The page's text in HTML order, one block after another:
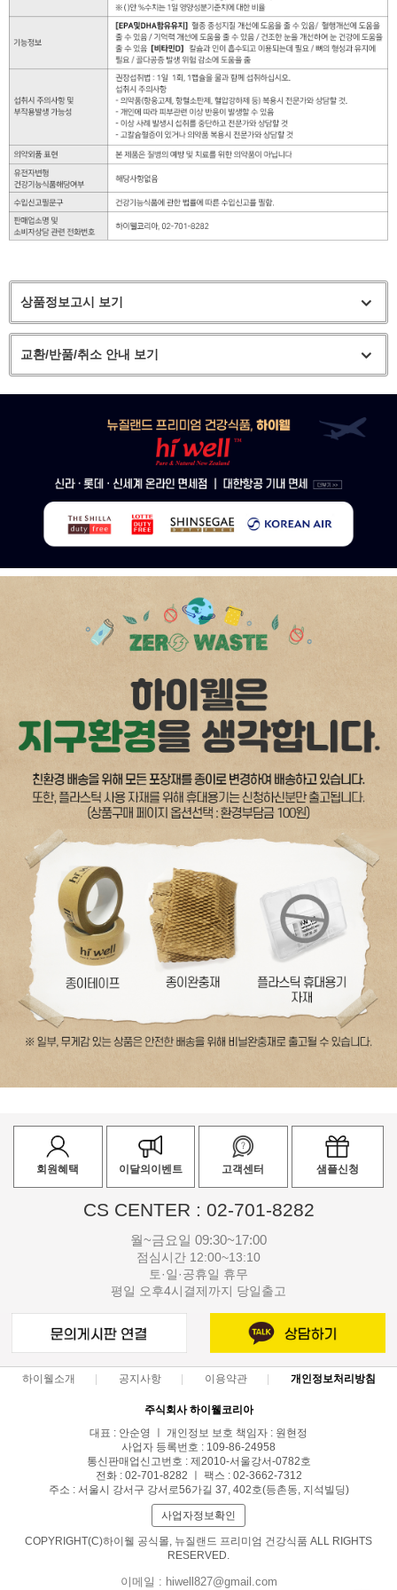
상품정보고시 보기
교환/반품/취소 안내 보기
회원혜택 이달의이벤트 고객센터 샘플신청
CS CENTER : 02-701-8282
월~금요일 09:30~17:00
점심시간 12:00~13:10
토·일·공휴일 휴무
평일 오후4시결제까지 당일출고
하이웰소개 공지사항 이용약관 개인정보처리방침
주식회사 하이웰코리아
대표 : 안순영 ㅣ 개인정보 보호 책임자 : 원현정
사업자 등록번호 : 109-86-24958
통신판매업신고번호 : 제2010-서울강서-0782호
전화 : 02-701-8282 ㅣ 팩스 : 02-3662-7312
주소 : 서울시 강서구 강서로56가길 37, 402호(등촌동, 지석빌딩)
사업자정보확인
COPYRIGHT(C)하이웰 공식몰, 뉴질랜드 프리미엄 건강식품 ALL RIGHTS
RESERVED.
이메일 : hiwell827@gmail.com